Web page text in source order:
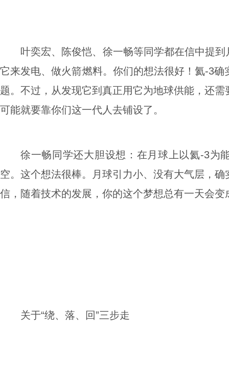
叶奕宏、陈俊恺、徐一畅等同学都在信中提
它来发电、做火箭燃料。你们的想法很好！氦-3
题。不过，从发现它到真正用它为地球供能，还
可能就要靠你们这一代人去铺设了。
徐一畅同学还大胆设想：在月球上以氦-3为
空。这个想法很棒。月球引力小、没有大气层，
信，随着技术的发展，你的这个梦想总有一天会变
关于“绕、落、回”三步走